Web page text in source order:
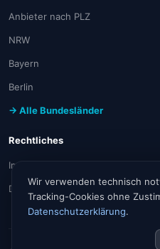
Anbieter nach PLZ
NRW
Bayern
Berlin
→ Alle Bundesländer
Rechtliches
Impressum
Datenschutz
Wir verwenden technisch
Tracking-Cookies ohne
Datenschutzerklärung.